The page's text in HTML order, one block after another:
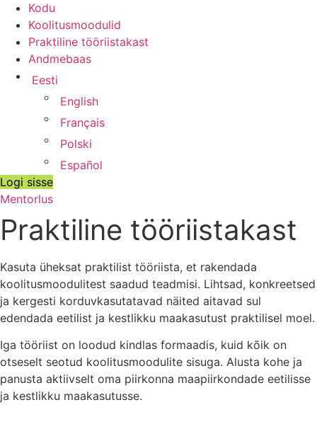
Kodu
Koolitusmoodulid
Praktiline tööriistakast
Andmebaas
Eesti
English
Français
Polski
Español
Logi sisse
Mentorlus
Praktiline tööriistakast
Kasuta üheksat praktilist tööriista, et rakendada
koolitusmoodulitest saadud teadmisi. Lihtsad, konkreetsed
ja kergesti korduvkasutatavad näited aitavad sul
edendada eetilist ja kestlikku maakasutust praktilisel moel.
Iga tööriist on loodud kindlas formaadis, kuid kõik on
otseselt seotud koolitusmoodulite sisuga. Alusta kohe ja
panusta aktiivselt oma piirkonna maapiirkondade eetilisse
ja kestlikku maakasutusse.